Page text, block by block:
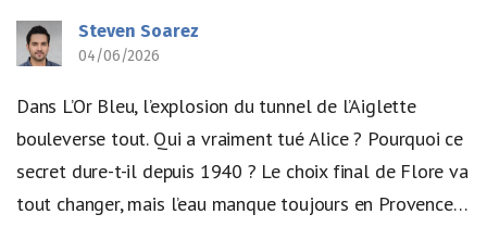
Steven Soarez
04/06/2026
Dans L’Or Bleu, l’explosion du tunnel de l’Aiglette
bouleverse tout. Qui a vraiment tué Alice ? Pourquoi ce
secret dure-t-il depuis 1940 ? Le choix final de Flore va
tout changer, mais l’eau manque toujours en Provence…